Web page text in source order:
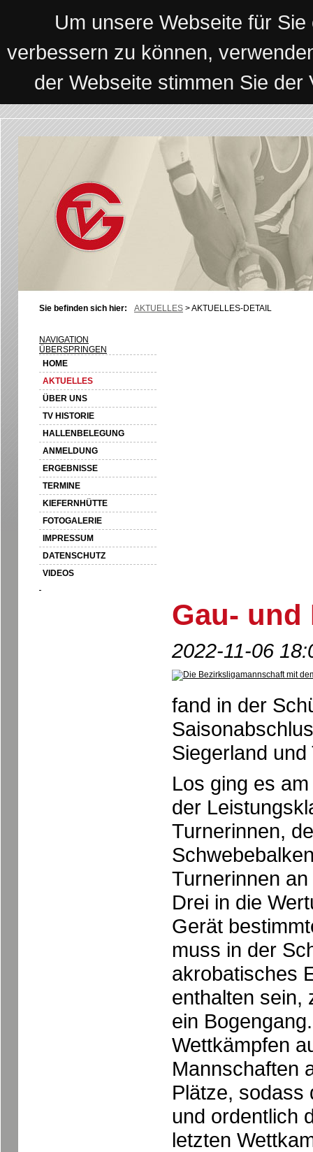
Um unsere Webseite für
verbessern zu können,
der Webseite stimmen Sie
Sie befinden sich hier: AKTUELLES >AKTUELLES-DETAIL
NAVIGATION
ÜBERSPRINGEN
HOME
AKTUELLES
ÜBER UNS
TV HISTORIE
HALLENBELEGUNG
ANMELDUNG
ERGEBNISSE
TERMINE
KIEFERNHÜTTE
FOTOGALERIE
IMPRESSUM
DATENSCHUTZ
VIDEOS
Gau- und
2022-11-06
fand in der
Siegerland
Los ging es
der
Turnerinnen,
Turnerinnen
Drei in die
Gerät
muss in der
akrobatisches
enthalten sein,
ein
Wettkämpfen
Mannschaften
Plätze, sodass
und ordentlich
letzten